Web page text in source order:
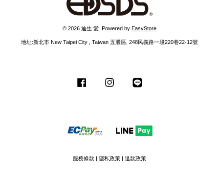
© 2026 迪生 愛. Powered by EasyStore
地址:新北市 New Taipei City , Taiwan 五股區, 248民義路一段220巷22-12號
Facebook Instagram
服務條款 | 隱私政策 | 退款政策